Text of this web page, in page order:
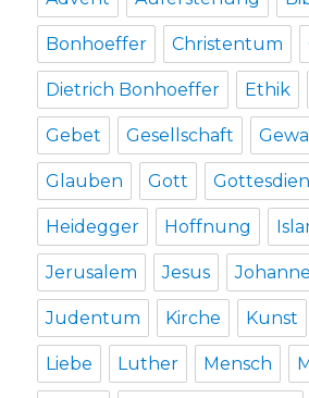
Bonhoeffer Christentum
Dietrich Bonhoeffer Ethik
Gebet Gesellschaft
Glauben Gott
Heidegger Hoffnung
Jerusalem Jesus
Judentum Kirche Kunst
Liebe Luther Mensch